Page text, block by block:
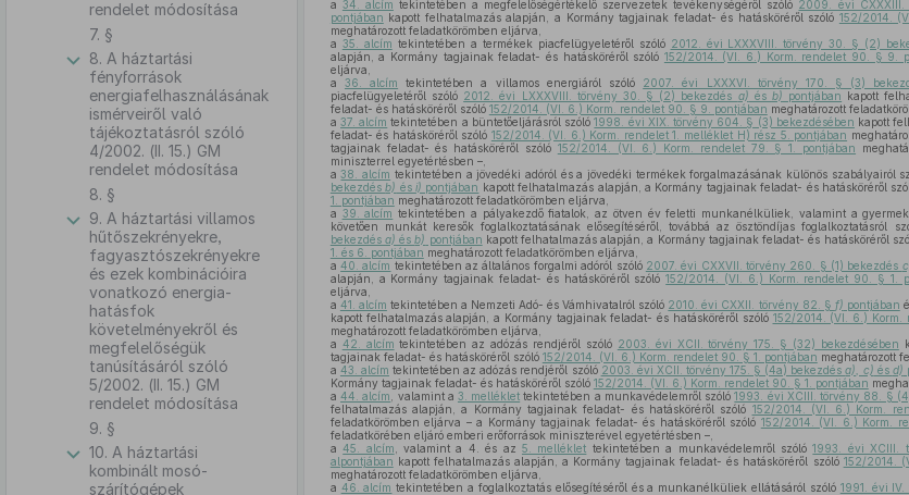
rendelet módosítása
7. §
8. A háztartási
fényforrások
energiafelhasználásának
ismérveiről való
tájékoztatásról szóló
4/2002. (II. 15.) GM
rendelet módosítása
8. §
9. A háztartási villamos
hűtőszekrényekre,
fagyasztószekrényekre
és ezek kombinációira
vonatkozó energia-
hatásfok
követelményekről és
megfelelőségük
tanúsításáról szóló
5/2002. (II. 15.) GM
rendelet módosítása
9. §
10. A háztartási
kombinált mosó-
szárítógépek
a 34. alcím tekintetében a megfelelőségértékelő szervezetek tevékenységéről szóló 2009. évi
pontjában kapott felhatalmazás alapján, a Kormány tagjainak feladat- és hatásköréről szóló 152/2014.
meghatározott feladatkörömben eljárva,
a 35. alcím tekintetében a termékek piacfelügyeletéről szóló 2012. évi LXXXVIII. törvény 30. § (2)
alapján, a Kormány tagjainak feladat- és hatásköréről szóló 152/2014. (VI. 6.) Korm. rendelet 90. § 9.
eljárva,
a 36. alcím tekintetében a villamos energiáról szóló 2007. évi LXXXVI. törvény 170. § (3)
piacfelügyeletéről szóló 2012. évi LXXXVIII. törvény 30. § (2) bekezdés a) és b) pontjában kapott
feladat- és hatásköréről szóló 152/2014. (VI. 6.) Korm. rendelet 90. § 9. pontjában meghatározott
a37. alcím tekintetében a büntetőeljárásról szóló1998. évi XIX. törvény 604. § (3) bekezdésében kapott
feladat- és hatásköréről szóló 152/2014. (VI. 6.) Korm. rendelet 1. melléklet H) rész 5. pontjában
tagjainak feladat- és hatásköréről szóló 152/2014. (VI. 6.) Korm. rendelet 79. § 1. pontjában
miniszterrel egyetértésben –,
a38. alcím tekintetében a jövedéki adóról és a jövedéki termékek forgalmazásának különös szabályairól
bekezdésb) ési) pontjában kapott felhatalmazás alapján, a Kormány tagjainak feladat- és hatásköréről
1. pontjában meghatározott feladatkörömben eljárva,
a 39. alcím tekintetében a pályakezdő fiatalok, az ötven év feletti munkanélküliek, valamint a
követően munkát keresők foglalkoztatásának elősegítéséről, továbbá az ösztöndíjas foglalkoztatásról
bekezdésa) ésb) pontjában kapott felhatalmazás alapján, a Kormány tagjainak feladat- és hatásköréről
1. és 6. pontjában meghatározott feladatkörömben eljárva,
a40. alcím tekintetében az általános forgalmi adóról szóló 2007. évi CXXVII. törvény 260. § (1) bekezdés
alapján, a Kormány tagjainak feladat- és hatásköréről szóló152/2014. (VI. 6.) Korm. rendelet 90. § 1.
eljárva,
a 41. alcím tekintetében a Nemzeti Adó- és Vámhivatalról szóló 2010. évi CXXII. törvény 82. § f) pontjában
kapott felhatalmazás alapján, a Kormány tagjainak feladat- és hatásköréről szóló 152/2014. (VI. 6.) Korm.
meghatározott feladatkörömben eljárva,
a 42. alcím tekintetében az adózás rendjéről szóló 2003. évi XCII. törvény 175. § (32) bekezdésében
tagjainak feladat- és hatásköréről szóló 152/2014. (VI. 6.) Korm. rendelet 90. § 1. pontjában meghatározott
a 43. alcím tekintetében az adózás rendjéről szóló 2003. évi XCII. törvény 175. § (4a) bekezdésa), c) és d)
Kormány tagjainak feladat- és hatásköréről szóló 152/2014. (VI. 6.) Korm. rendelet 90. § 1. pontjában
a44. alcím , valamint a 3. melléklet tekintetében a munkavédelemről szóló1993. évi XCIII. törvény 88. §
felhatalmazás alapján, a Kormány tagjainak feladat- és hatásköréről szóló 152/2014. (VI. 6.) Korm.
feladatkörömben eljárva – a Kormány tagjainak feladat- és hatásköréről szóló 152/2014. (VI. 6.) Korm.
feladatkörében eljáró emberi erőforrások miniszterével egyetértésben –,
a45. alcím , valamint a 4. és az 5. melléklet tekintetében a munkavédelemről szóló1993. évi XCIII.
alpontjában kapott felhatalmazás alapján, a Kormány tagjainak feladat- és hatásköréről szóló 152/2014.
meghatározott feladatkörömben eljárva,
a 46. alcím tekintetében a foglalkoztatás elősegítéséről és a munkanélküliek ellátásáról szóló 1991. évi